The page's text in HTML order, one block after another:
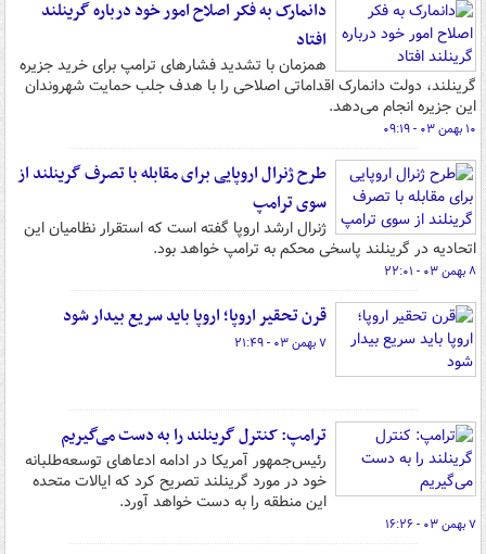
دانمارک به فکر اصلاح امور خود درباره گرینلند
افتاد
همزمان با تشدید فشارهای ترامپ برای خرید جزیره
گرینلند، دولت دانمارک اقداماتی اصلاحی را با هدف جلب حمایت شهروندان
این جزیره انجام می‌دهد.
۱۰ بهمن ۰۳ - ۰۹:۱۹
طرح ژنرال اروپایی برای مقابله با تصرف گرینلند از
سوی ترامپ
ژنرال ارشد اروپا گفته است که استقرار نظامیان این
اتحادیه در گرینلند پاسخی محکم به ترامپ خواهد بود.
۸ بهمن ۰۳ - ۲۲:۰۱
قرن تحقیر اروپا؛ اروپا باید سریع بیدار شود
۷ بهمن ۰۳ - ۲۱:۴۹
ترامپ: کنترل گرینلند را به دست می‌گیریم
رئیس‌جمهور آمریکا در ادامه ادعاهای توسعه‌طلبانه
خود در مورد گرینلند تصریح کرد که ایالات متحده
این منطقه را به دست خواهد آورد.
۷ بهمن ۰۳ - ۱۶:۲۶